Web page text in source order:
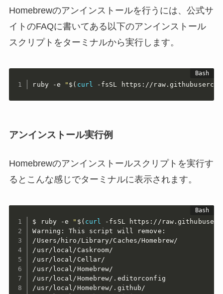
Homebrewのアンインストールを行うには、公式サ
イトのFAQに書いてある以下のアンインストール
スクリプトをターミナルから実行します。
ruby -e " $( curl -fsSL https://
アンインストール実行例
Homebrewのアンインストールスクリプトを実行す
るとこんな感じでターミナルに表示されます。
$ ruby -e " $( curl
-fsSL https://
Warning: This script will remove:
/Users/hiro/Library/Caches/Homebrew/
/usr/local/Caskroom/
/usr/local/Cellar/
/usr/local/Homebrew/
/usr/local/Homebrew/.editorconfig
/usr/local/Homebrew/.github/